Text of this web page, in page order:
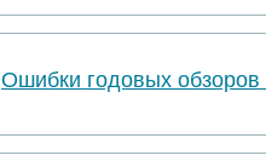
Ошибки годовых обзоров